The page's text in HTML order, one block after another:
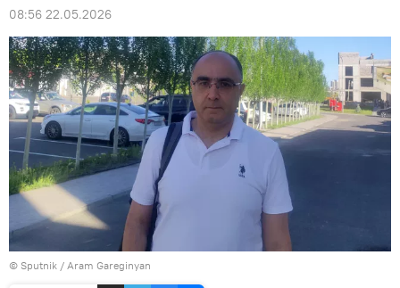
08:56 22.05.2026
© Sputnik / Aram Gareginyan